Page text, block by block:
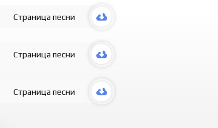
Страница песни
Страница песни
Страница песни